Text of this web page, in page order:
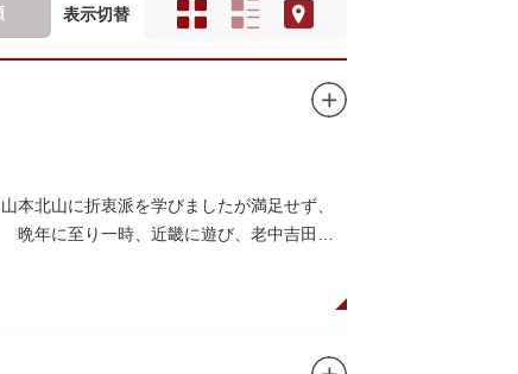
表示切替
本北山に折衷派を学びましたが満足せず、
晩年に至り一時、近畿に遊び、老中吉田候